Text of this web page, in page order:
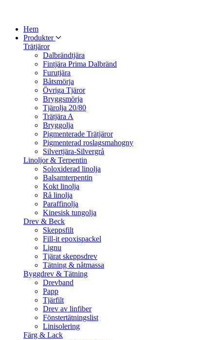
Hem
Produkter
Trätjäror
Dalbrändtjära
Fintjära Prima Dalbränd
Furutjära
Båtsmörja
Övriga Tjäror
Bryggsmörja
Tjärolja 20/80
Trätjära A
Bryggolja
Pigmenterade Trätjäror
Pigmenterad roslagsmahogny
Silvertjära-Silvergrå
Linoljor & Terpentin
Soloxiderad linolja
Balsamterpentin
Kokt linolja
Rå linolja
Paraffinolja
Kinesisk tungolja
Drev & Beck
Skeppsfilt
Fill-it epoxispackel
Lignu
Tjärat skeppsdrev
Tätning & nåtmassa
Byggdrev & Tätning
Drevband
Papp
Tjärfilt
Drev av linfiber
Fönstertätningslist
Linisolering
Färg & Lack